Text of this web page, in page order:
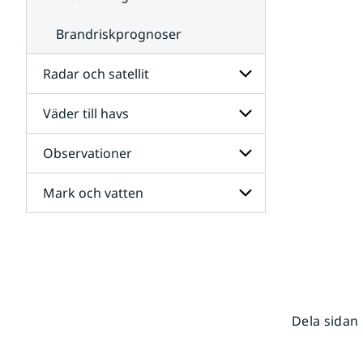
Brandriskprognoser
Radar och satellit
Undersidor
för
Radar
och
satellit
Väder till havs
Undersidor
för
Väder
till
havs
Observationer
Undersidor
för
Mark och vatten
Dela sidan